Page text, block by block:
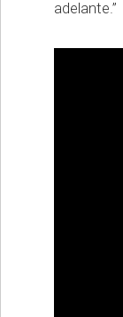
adelante.”